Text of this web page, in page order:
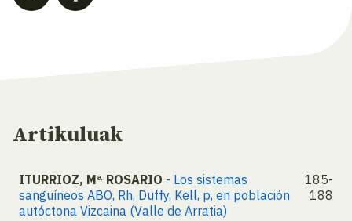
Artikuluak
ITURRIOZ, Mª ROSARIO - Los sistemas
sanguíneos ABO, Rh, Duffy, Kell, p, en población
autóctona Vizcaina (Valle de Arratia)
185-
188